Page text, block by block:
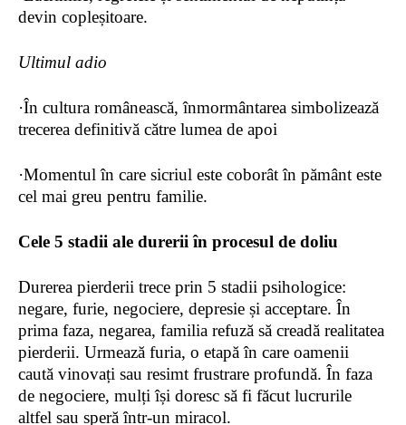
devin copleșitoare.
Ultimul adio
·În cultura românească, înmormântarea simbolizează
trecerea definitivă către lumea de apoi
·Momentul în care sicriul este coborât în pământ este
cel mai greu pentru familie.
Cele 5 stadii ale durerii în procesul de doliu
Durerea pierderii trece prin 5 stadii psihologice:
negare, furie, negociere, depresie și acceptare. În
prima faza, negarea, familia refuză să creadă realitatea
pierderii. Urmează furia, o etapă în care oamenii
caută vinovați sau resimt frustrare profundă. În faza
de negociere, mulți își doresc să fi făcut lucrurile
altfel sau speră într-un miracol.